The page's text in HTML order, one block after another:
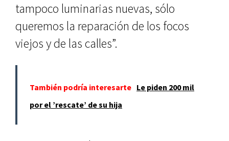
tampoco luminarias nuevas, sólo
queremos la reparación de los focos
viejos y de las calles”.
También podría interesarte Le piden 200 mil
por el ’rescate’ de su hija